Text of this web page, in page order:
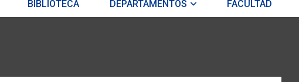
BIBLIOTECA DEPARTAMENTOS FACULTAD